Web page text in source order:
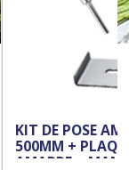
KIT DE POSE
500MM +
AMARRE +